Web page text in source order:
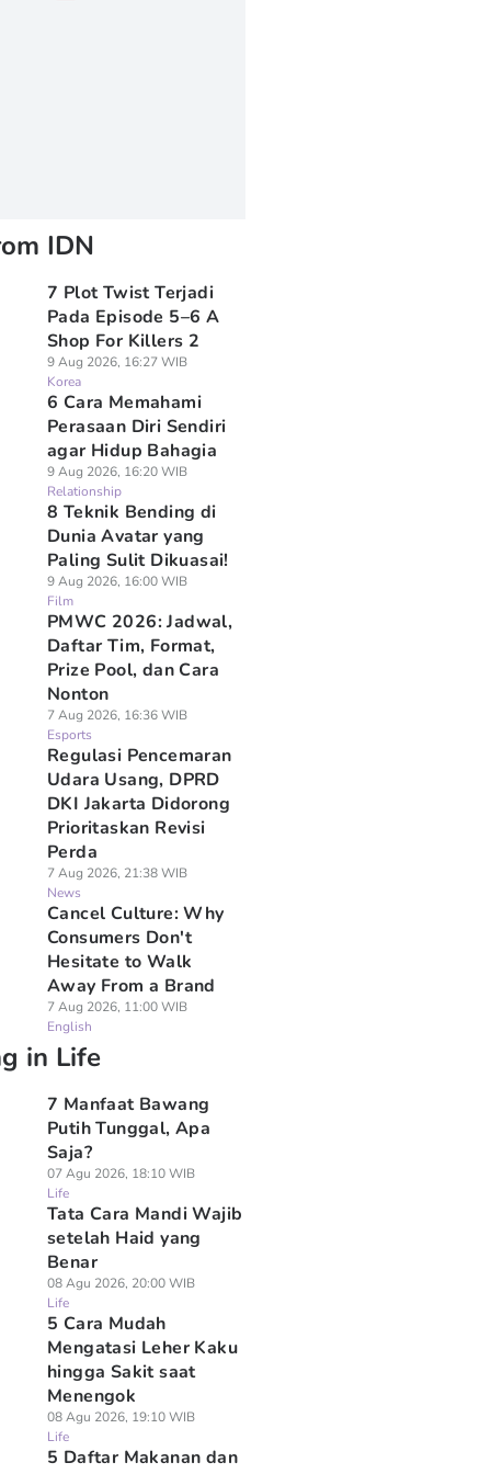
IDN
7 Plot Twist Terjadi
Pada Episode 5–6 A
Shop For Killers 2
9 Aug 2026, 16:27 WIB
Korea
6 Cara Memahami
Perasaan Diri Sendiri
agar Hidup Bahagia
9 Aug 2026, 16:20 WIB
Relationship
8 Teknik Bending di
Dunia Avatar yang
Paling Sulit Dikuasai!
9 Aug 2026, 16:00 WIB
Film
PMWC 2026: Jadwal,
Daftar Tim, Format,
Prize Pool, dan Cara
Nonton
7 Aug 2026, 16:36 WIB
Esports
Regulasi Pencemaran
Udara Usang, DPRD
DKI Jakarta Didorong
Prioritaskan Revisi
Perda
7 Aug 2026, 21:38 WIB
News
Cancel Culture: Why
Consumers Don't
Hesitate to Walk
Away From a Brand
7 Aug 2026, 11:00 WIB
English
in Life
7 Manfaat Bawang
Putih Tunggal, Apa
Saja?
07 Agu 2026, 18:10 WIB
Life
Tata Cara Mandi Wajib
setelah Haid yang
Benar
08 Agu 2026, 20:00 WIB
Life
5 Cara Mudah
Mengatasi Leher Kaku
hingga Sakit saat
Menengok
08 Agu 2026, 19:10 WIB
Life
5 Daftar Makanan dan